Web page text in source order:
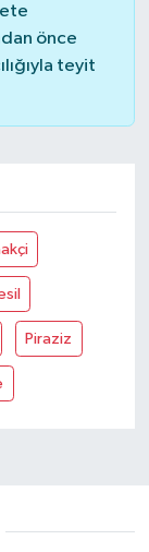
önce
teyit
Piraziz